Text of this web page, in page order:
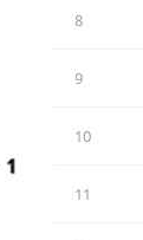
8
9
10
11